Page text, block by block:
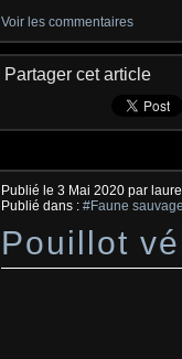
Voir les commentaires
Partager cet article
Publié le 3 Mai 2020 par
Publié dans : #Faune sauvage
Pouillot